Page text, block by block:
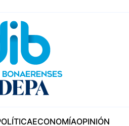
ECONOMÍAOPINIÓN